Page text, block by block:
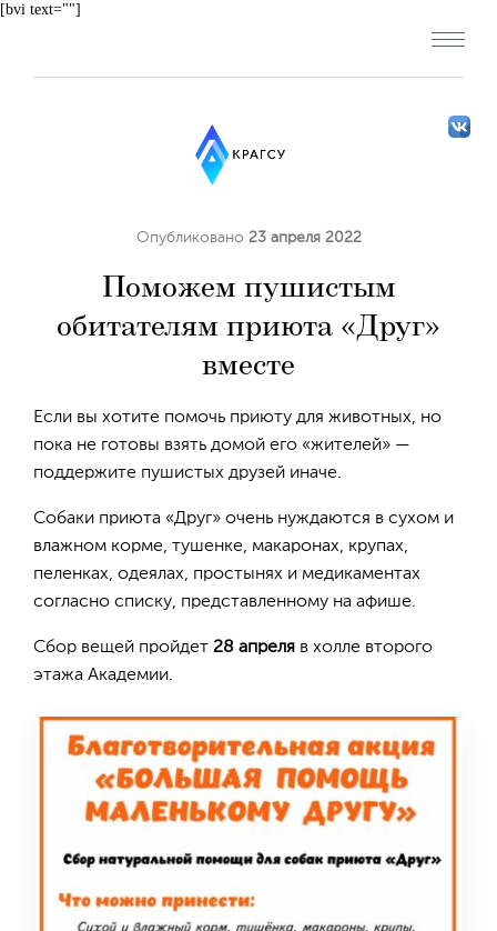
[bvi text=""]
Опубликовано 23 апреля 2022
Поможем пушистым
обитателям приюта «Друг»
вместе
Если вы хотите помочь приюту для животных, но
пока не готовы взять домой его «жителей» —
поддержите пушистых друзей иначе.
Собаки приюта «Друг» очень нуждаются в сухом и
влажном корме, тушенке, макаронах, крупах,
пеленках, одеялах, простынях и медикаментах
согласно списку, представленному на афише.
Сбор вещей пройдет 28 апреля в холле второго
этажа Академии.